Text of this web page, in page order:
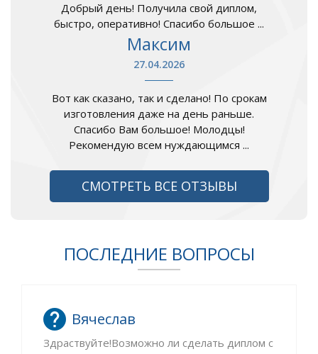
Добрый день! Получила свой диплом,
быстро, оперативно! Спасибо большое ...
Максим
27.04.2026
Вот как сказано, так и сделано! По срокам
изготовления даже на день раньше.
Спасибо Вам большое! Молодцы!
Рекомендую всем нуждающимся ...
СМОТРЕТЬ ВСЕ ОТЗЫВЫ
ПОСЛЕДНИЕ ВОПРОСЫ
Вячеслав
Здраствуйте!Возможно ли сделать диплом с